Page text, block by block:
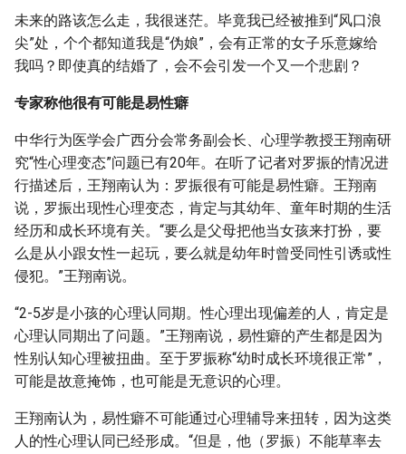
未来的路该怎么走，我很迷茫。毕竟我已经被推到“风口浪
尖”处，个个都知道我是“伪娘”，会有正常的女子乐意嫁给
我吗？即使真的结婚了，会不会引发一个又一个悲剧？
专家称他很有可能是易性癖
中华行为医学会广西分会常务副会长、心理学教授王翔南研
究“性心理变态”问题已有20年。在听了记者对罗振的情况进
行描述后，王翔南认为：罗振很有可能是易性癖。王翔南
说，罗振出现性心理变态，肯定与其幼年、童年时期的生活
经历和成长环境有关。“要么是父母把他当女孩来打扮，要
么是从小跟女性一起玩，要么就是幼年时曾受同性引诱或性
侵犯。”王翔南说。
“2-5岁是小孩的心理认同期。性心理出现偏差的人，肯定是
心理认同期出了问题。”王翔南说，易性癖的产生都是因为
性别认知心理被扭曲。至于罗振称“幼时成长环境很正常”，
可能是故意掩饰，也可能是无意识的心理。
王翔南认为，易性癖不可能通过心理辅导来扭转，因为这类
人的性心理认同已经形成。“但是，他（罗振）不能草率去